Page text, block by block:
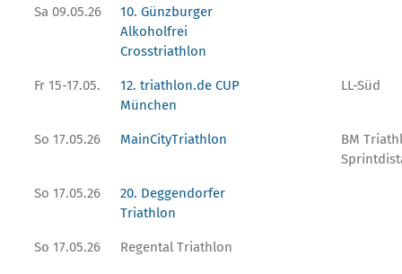
Sa 09.05.26
10. Günzburger
Alkoholfrei
Crosstriathlon
Fr 15-17.05.
12. triathlon.de CUP
München
LL-Süd
So 17.05.26 MainCityTriathlon
BM
So 17.05.26
20. Deggendorfer
Triathlon
So 17.05.26 Regental Triathlon